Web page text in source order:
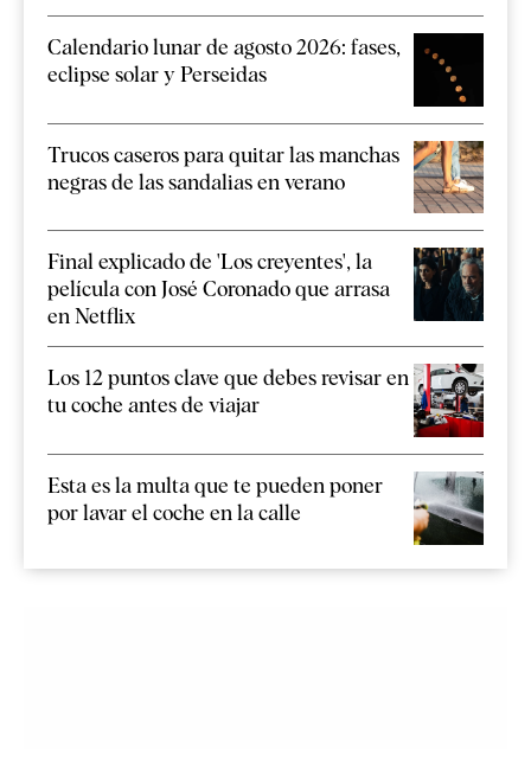
Calendario lunar de agosto 2026: fases,
eclipse solar y Perseidas
Trucos caseros para quitar las manchas
negras de las sandalias en verano
Final explicado de 'Los creyentes', la
película con José Coronado que arrasa
en Netflix
Los 12 puntos clave que debes revisar en
tu coche antes de viajar
Esta es la multa que te pueden poner
por lavar el coche en la calle